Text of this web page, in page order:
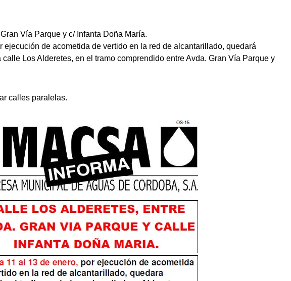
Vía Parque y c/ Infanta Doña María.
ejecución de acometida de vertido en la red de alcantarillado, quedará
Los Alderetes, en el tramo comprendido entre Avda. Gran Vía Parque y
calles paralelas.